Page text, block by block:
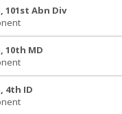
101st Abn Div
10th MD
4th ID